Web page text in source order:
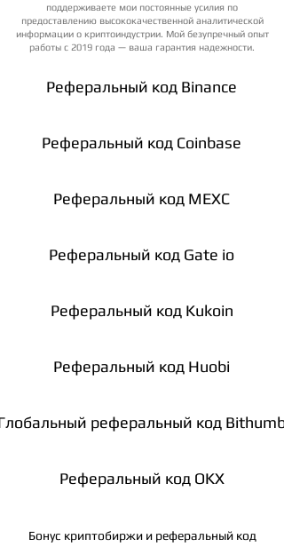
поддерживаете мои постоянные усилия по
предоставлению высококачественной аналитической
информации о криптоиндустрии. Мой безупречный опыт
работы с 2019 года — ваша гарантия надежности.
Реферальный код Binance
Реферальный код Coinbase
Реферальный код MEXC
Реферальный код Gate io
Реферальный код Kukoin
Реферальный код Huobi
реферальный код Bithumb
Реферальный код OKX
Бонус криптобиржи и реферальный код